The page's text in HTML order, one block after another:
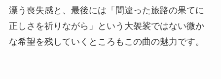
漂う喪失感と、最後には「間違った旅路の果てに
正しさを祈りながら」という大袈裟ではない微か
な希望を残していくところもこの曲の魅力です。